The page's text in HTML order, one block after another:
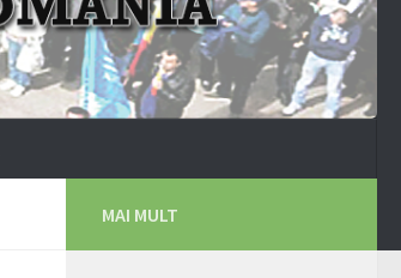
MAI MULT